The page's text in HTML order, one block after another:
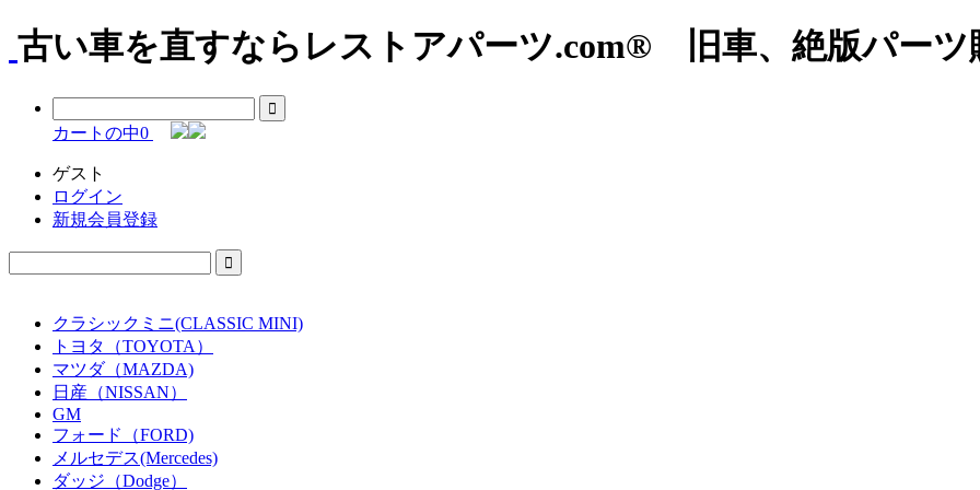
古い車を直すならレストアパーツ.com® 旧車、絶版パーツ
カートの中0
ゲスト
ログイン
新規会員登録
クラシックミニ(CLASSIC MINI)
トヨタ（TOYOTA）
マツダ（MAZDA)
日産（NISSAN）
GM
フォード（FORD)
メルセデス(Mercedes)
ダッジ（Dodge）